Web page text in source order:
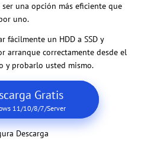
ser una opción más eficiente que
uno.
fácilmente un HDD a SSD y
arranque correctamente desde el
y probarlo usted mismo.
Gratis
11/10/8/7/Server
Descarga